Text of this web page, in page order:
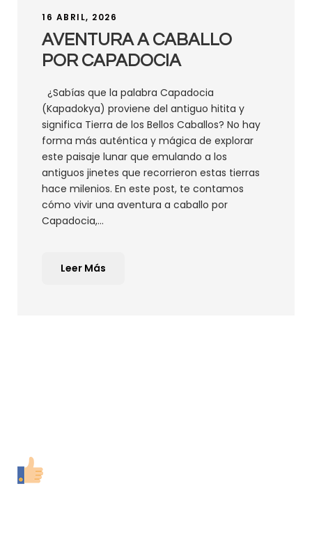
16 ABRIL, 2026
AVENTURA A CABALLO
POR CAPADOCIA
¿Sabías que la palabra Capadocia
(Kapadokya) proviene del antiguo hitita y
significa Tierra de los Bellos Caballos? No hay
forma más auténtica y mágica de explorar
este paisaje lunar que emulando a los
antiguos jinetes que recorrieron estas tierras
hace milenios. En este post, te contamos
cómo vivir una aventura a caballo por
Capadocia,...
Leer Más